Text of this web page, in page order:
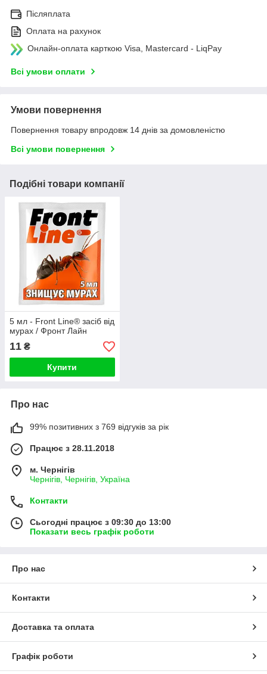
Післяплата
Оплата на рахунок
Онлайн-оплата карткою Visa, Mastercard - LiqPay
Всі умови оплати
Умови повернення
Повернення товару впродовж 14 днів за домовленістю
Всі умови повернення
Подібні товари компанії
5 мл - Front Line® засіб від
мурах / Фронт Лайн
11 ₴
Купити
Про нас
99% позитивних з 769 відгуків за рік
Працює з 28.11.2018
м. Чернігів
Чернігів, Чернігів, Україна
Контакти
Сьогодні працює з 09:30 до 13:00
Показати весь графік роботи
Про нас
Контакти
Доставка та оплата
Графік роботи